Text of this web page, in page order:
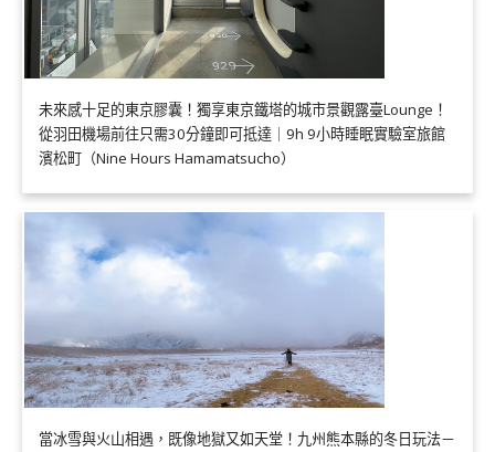
未來感十足的東京膠囊！獨享東京鐵塔的城市景觀露臺Lounge！
從羽田機場前往只需30分鐘即可抵達｜9h 9小時睡眠實驗室旅館
濱松町（Nine Hours Hamamatsucho）
當冰雪與火山相遇，既像地獄又如天堂！九州熊本縣的冬日玩法－